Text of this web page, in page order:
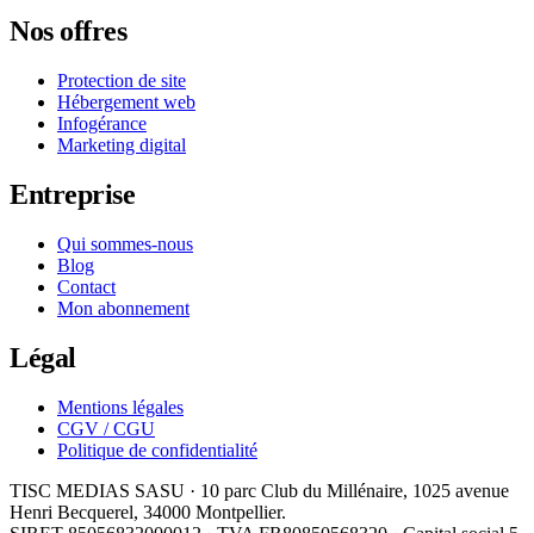
Nos offres
Protection de site
Hébergement web
Infogérance
Marketing digital
Entreprise
Qui sommes-nous
Blog
Contact
Mon abonnement
Légal
Mentions légales
CGV / CGU
Politique de confidentialité
TISC MEDIAS SASU · 10 parc Club du Millénaire, 1025 avenue
Henri Becquerel, 34000 Montpellier.